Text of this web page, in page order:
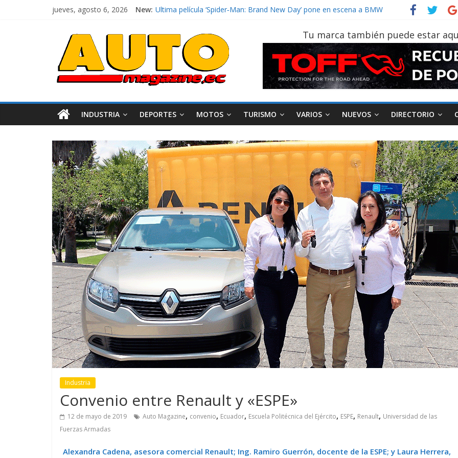
jueves, agosto 6, 2026 New: El costo de tener un vehículo gana protagonismo a la hora de decidir
¿Qué puede pasar con tu vehículo si permanece varios días sin usar?
La Vuelta al Ecuador 2026, edición 47ª, recorre 7 provincias en 8 días
La FEDAK recibe 12 Sinotruk Bolden para cubrir las rutas de La Vuelta
Tu marca también puede estar
INDUSTRIA DEPORTES MOTOS TURISMO VARIOS NUEVOS DIRECTORIO
Industria
Convenio entre Renault y «ESPE»
12 de mayo de 2019 Auto Magazine, convenio, Ecuador, Escuela Politécnica del Ejército, ESPE, Renault, Universidad de las
Fuerzas Armadas
Alexandra Cadena, asesora comercial Renault; Ing. Ramiro Guerrón, docente de la ESPE; y Laura Herrera,
Movilidad Varios
GM reafirma su
compromiso con movilidad
más segura y conectada
Movilidad Turismo Varios
¿Qué puede pasar con tu
vehículo si permanece
varios días sin usar?
AEADE Industria Motociclismo
Movilidad
Campaña busca cambiar
destino de los
en la región